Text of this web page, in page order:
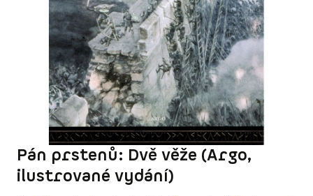
Pán prstenů: Dvě věže (Argo,
ilustrované vydání)